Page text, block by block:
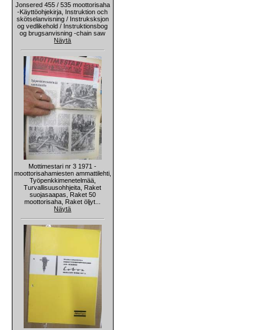
Jonsered 455 / 535 moottorisaha
-Käyttöohjekirja, Instruktion och
skötselanvisning / Instruksksjon
og vedlikehold / Instruktionsbog
og brugsanvisning -chain saw
Näytä
Mottimestari nr 3 1971 -
moottorisahamiesten ammattilehti,
Työpenkkimenetelmää,
Turvallisuusohhjeita, Raket
suojasaapas, Raket 50
moottorisaha, Raket öljyt...
Näytä